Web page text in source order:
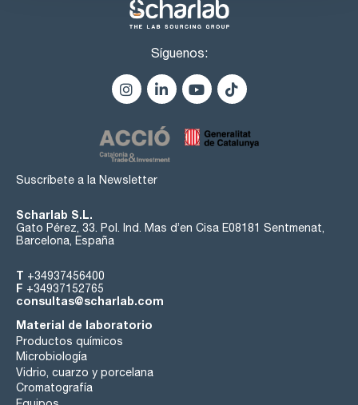
Síguenos:
Suscríbete a la Newsletter
Scharlab S.L.
Gato Pérez, 33. Pol. Ind. Mas d’en Cisa E08181 Sentmenat,
Barcelona, España
T +34937456400
F +34937152765
consultas@scharlab.com
Material de laboratorio
Productos químicos
Microbiología
Vidrio, cuarzo y porcelana
Cromatografía